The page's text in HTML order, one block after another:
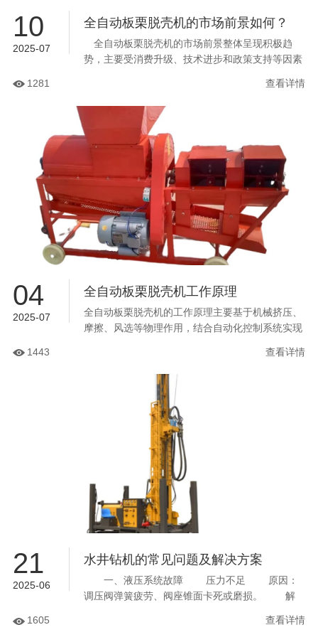
10
2025-07
全自动板栗脱壳机的市场前景如何？
全自动板栗脱壳机的市场前景整体呈现积极趋
势，主要受消费升级、技术进步和政策支持等因素
查看详情
1281
04
2025-07
全自动板栗脱壳机工作原理
全自动板栗脱壳机的工作原理主要基于机械挤压、
摩擦、风选等物理作用，结合自动化控制系统实现
查看详情
1443
21
2025-06
水井钻机的常见问题及解决方案
一、液压系统故障 压力不足 原因：
调压阀弹簧疲劳、阀座锥面卡死或磨损。 解
查看详情
1605